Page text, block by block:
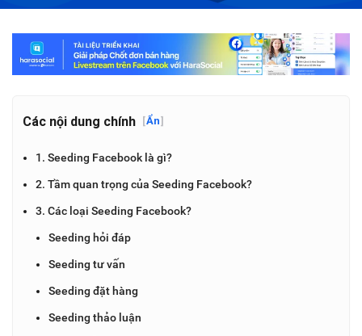
Các nội dung chính [Ẩn]
1. Seeding Facebook là gì?
2. Tầm quan trọng của Seeding Facebook?
3. Các loại Seeding Facebook?
Seeding hỏi đáp
Seeding tư vấn
Seeding đặt hàng
Seeding thảo luận